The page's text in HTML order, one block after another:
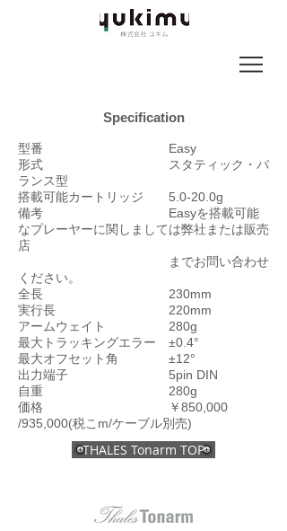
Specification
型番 Easy
形式 スタティック・バ
ランス型
搭載可能カートリッジ 5.0-20.0g
備考 Easyを搭載可能
なプレーヤーに関しましては弊社または販売
店
までお問い合わせ
ください。
全長 230mm
実行長 220mm
アームウェイト 280g
最大トラッキングエラー ±0.4°
最大オフセット角 ±12°
出力端子 5pin DIN
自重 280g
価格 ￥850,000
/935,000(税こm/ケーブル別売)
THALES Tonarm TOP